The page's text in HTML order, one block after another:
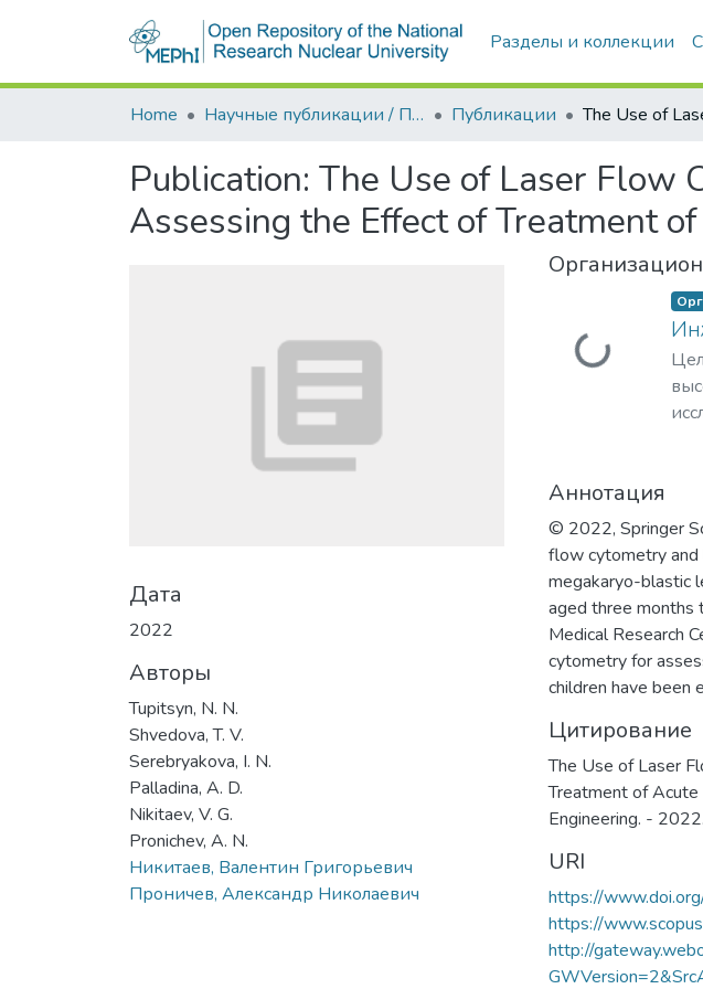
Разделы и коллекции
Home Научные публикации / Препринты Публикации
Publication: The Use of Laser Flow
Assessing the Effect of Treatment
Дата
2022
Авторы
Tupitsyn, N. N.
Shvedova, T. V.
Serebryakova, I. N.
Palladina, A. D.
Nikitaev, V. G.
Pronichev, A. N.
Никитаев, Валентин Григорьевич
Проничев, Александр Николаевич
Загружается...
Аннотация
© 2022, Springer
flow cytometry and
megakaryo-blastic
aged three months
Medical Research
cytometry for
children have been
Цитирование
The Use of Laser
Treatment of Acute
Engineering. -
URI
https://
https://
http://